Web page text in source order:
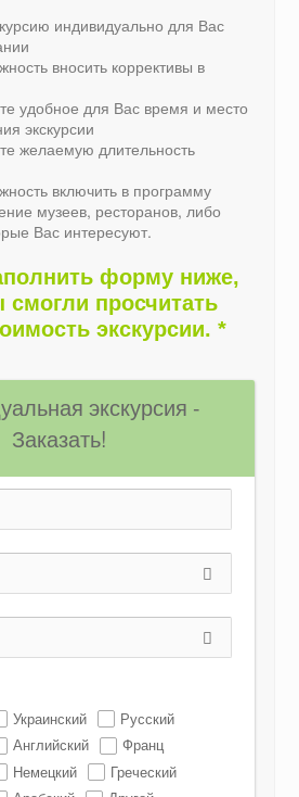
индивидуально для Вас
вносить коррективы в
удобное для Вас время и место
экскурсии
желаемую длительность
включить в программу
музеев, ресторанов, либо
Вас интересуют.
форму ниже,
просчитать
экскурсии. *
экскурсия -
Заказать!
Украинский
Русский
Английский
Франц
Немецкий
Греческий